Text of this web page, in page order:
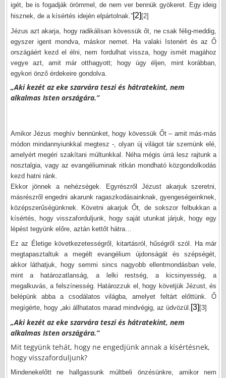
igét, be is fogadják örömmel, de nem ver bennük gyökeret. Egy ideig
hisznek, de a kísértés idején elpártolnak.”[2] [2]
Jézus azt akarja, hogy radikálisan kövessük őt, ne csak félig-meddig,
egyszer igent mondva, máskor nemet. Ha valaki Istenért és az Ő
országáért kezd el élni, nem fordulhat vissza, hogy ismét magához
vegye azt, amit már otthagyott; hogy úgy éljen, mint korábban,
egykori önző érdekeire gondolva.
„Aki kezét az eke szarvára teszi és hátratekint, nem
alkalmas Isten országára.”
Amikor Jézus meghív bennünket, hogy kövessük Őt – amit más-más
módon mindannyiunkkal megtesz -, olyan új világot tár szemünk elé,
amelyért megéri szakítani múltunkkal. Néha mégis úrrá lesz rajtunk a
nosztalgia, vagy az evangéliuminak ritkán mondható közgondolkodás
kezd hatni ránk.
Ekkor jönnek a nehézségek. Egyrészről Jézust akarjuk szeretni,
másrészről engedni akarunk ragaszkodásainknak, gyengeségeinknek,
középszerűségünknek. Követni akarjuk Őt, de sokszor felbukkan a
kísértés, hogy visszaforduljunk, hogy saját utunkat járjuk, hogy egy
lépést tegyünk előre, aztán kettőt hátra…
Ez az Életige következetességről, kitartásról, hűségről szól. Ha már
megtapasztaltuk a megélt evangélium újdonságát és szépségét,
akkor láthatjuk, hogy semmi sincs nagyobb ellentmondásban vele,
mint a határozatlanság, a lelki restség, a kicsinyesség, a
megalkuvás, a felszínesség. Határozzuk el, hogy követjük Jézust, és
belépünk abba a csodálatos világba, amelyet feltárt előttünk. Ő
megígérte, hogy „aki állhatatos marad mindvégig, az üdvözül. [3] [3]
„Aki kezét az eke szarvára teszi és hátratekint, nem
alkalmas Isten országára.”
Mit tegyünk tehát, hogy ne engedjünk annak a kísértésnek,
hogy visszaforduljunk?
Mindenekelőtt ne hallgassunk múltbeli önzésünkre, amikor nem